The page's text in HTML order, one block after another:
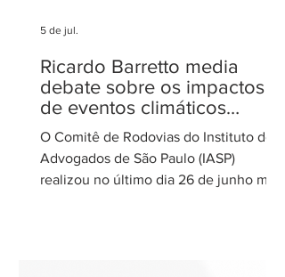
Ricardo Barretto media
debate sobre os impactos
de eventos climáticos
extremos nas concessões
de rodovias
O Comitê de Rodovias do Instituto dos
Advogados de São Paulo (IASP)
realizou no último dia 26 de junho mais
5 de jul.